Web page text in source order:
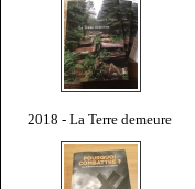
2018 - La Terre demeure